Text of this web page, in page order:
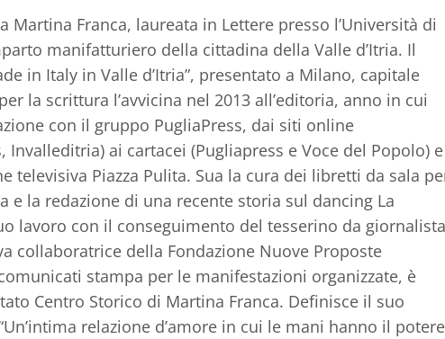
Martina Franca, laureata in Lettere presso l’Università di
manifatturiero della cittadina della Valle d’Itria. Il
in Italy in Valle d’Itria”, presentato a Milano, capitale
la scrittura l’avvicina nel 2013 all’editoria, anno in cui
con il gruppo PugliaPress, dai siti online
Invalleditria) ai cartacei (Pugliapress e Voce del Popolo) e
televisiva Piazza Pulita. Sua la cura dei libretti da sala
e la redazione di una recente storia sul dancing La
lavoro con il conseguimento del tesserino da giornalista
collaboratrice della Fondazione Nuove Proposte
stampa per le manifestazioni organizzate, è
Centro Storico di Martina Franca. Definisce il suo
relazione d’amore in cui le mani hanno il potere